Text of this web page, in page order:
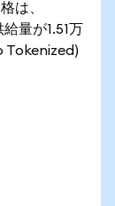
は、
量が1.51万
Tokenized)